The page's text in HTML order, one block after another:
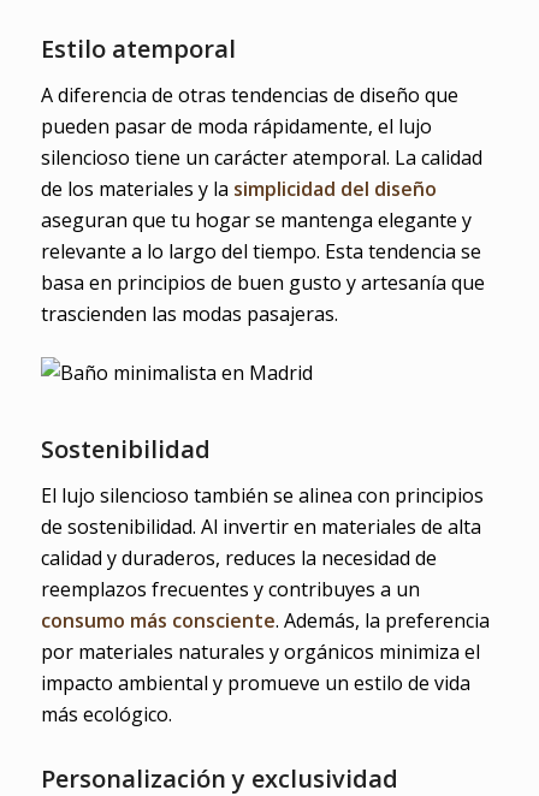
Estilo atemporal
A diferencia de otras tendencias de diseño que
pueden pasar de moda rápidamente, el lujo
silencioso tiene un carácter atemporal. La calidad
de los materiales y la simplicidad del diseño
aseguran que tu hogar se mantenga elegante y
relevante a lo largo del tiempo. Esta tendencia se
basa en principios de buen gusto y artesanía que
trascienden las modas pasajeras.
Sostenibilidad
El lujo silencioso también se alinea con principios
de sostenibilidad. Al invertir en materiales de alta
calidad y duraderos, reduces la necesidad de
reemplazos frecuentes y contribuyes a un
consumo más consciente. Además, la preferencia
por materiales naturales y orgánicos minimiza el
impacto ambiental y promueve un estilo de vida
más ecológico.
Personalización y exclusividad